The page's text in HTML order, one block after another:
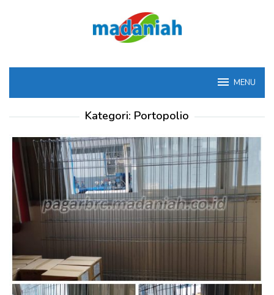
MENU
Kategori: Portopolio